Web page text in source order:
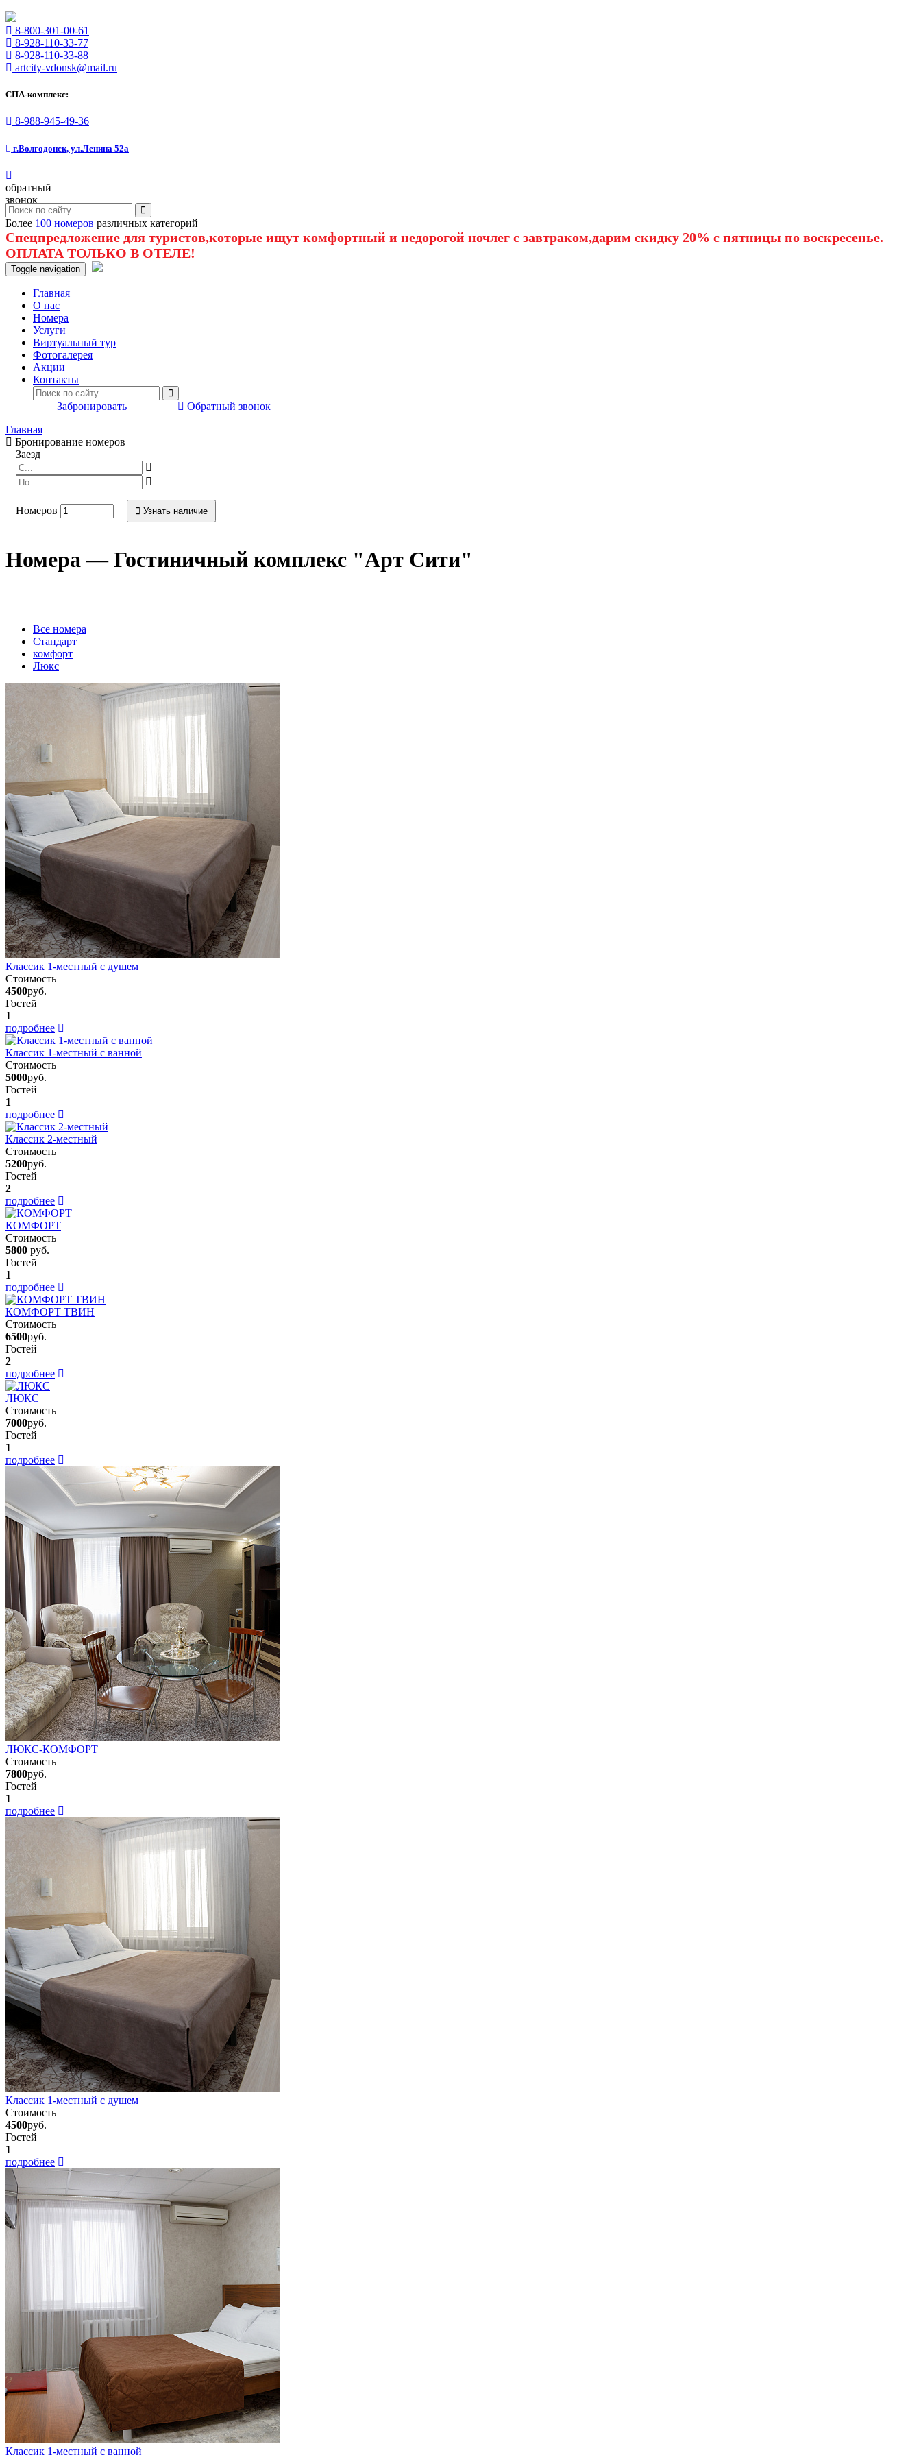
8-800-301-00-61
8-928-110-33-77
8-928-110-33-88
artcity-vdonsk@mail.ru
СПА-комплекс:
8-988-945-49-36
г.Волгодонск, ул.Ленина 52а
обратный
звонок
Более 100 номеров различных категорий
Спецпредложение для туристов,которые ищут комфортный и недорогой ночлег с завтраком,дарим скидку 20% с пятницы по воскресенье.
ОПЛАТА ТОЛЬКО В ОТЕЛЕ!
Toggle navigation
Главная
O нас
Номера
Услуги
Виртуальный тур
Фотогалерея
Акции
Контакты
Забронировать
Обратный звонок
Главная
Бронирование номеров
Заезд
Номеров Узнать наличие
Номера — Гостиничный комплекс "Арт Сити"
Вcе номера
Стандарт
комфорт
Люкс
Классик 1-местный с душем
Стоимость
4500руб.
Гостей
1
подробнее
Классик 1-местный с ванной
Стоимость
5000руб.
Гостей
1
подробнее
Классик 2-местный
Стоимость
5200руб.
Гостей
2
подробнее
КОМФОРТ
Стоимость
5800 руб.
Гостей
1
подробнее
КОМФОРТ ТВИН
Стоимость
6500руб.
Гостей
2
подробнее
ЛЮКС
Стоимость
7000руб.
Гостей
1
подробнее
ЛЮКС-КОМФОРТ
Стоимость
7800руб.
Гостей
1
подробнее
Классик 1-местный с душем
Стоимость
4500руб.
Гостей
1
подробнее
Классик 1-местный с ванной